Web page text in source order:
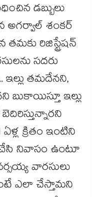
డబ్బులు
శంకర్
రిజిస్ట్రేషన్
సదరు
తమదేనని,
బుకాయిస్తూ ఇల్లు
క్రితం ఇంటిని
చేసి నివాసం ఉంటూ
వారసులు
ఎలా చేస్తామని